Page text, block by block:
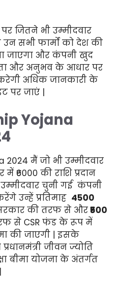
जितने भी उम्मीदवार
सभी फार्मो को देश की
जाएगा और कंपनी खुद
और अनुभव के आधार पर
अधिक जानकारी के
पर जाएं |
Yojana
2024 मैं जो भी उम्मीदवार
₹6000 की राशि प्रदान
चुनी गई कंपनी
उन्हें प्रतिमाह 4500
की तरफ से और₹500
से CSR फंड के रूप में
की जाएगी | इसके
जीवन ज्योति
बीमा योजना के अंतर्गत